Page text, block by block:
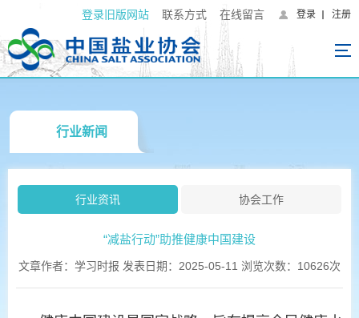
登录旧版网站 联系方式 在线留言 登录 注册
行业新闻
行业资讯 协会工作
“减盐行动”助推健康中国建设
文章作者：学习时报 发表日期：2025-05-11 浏览次数：10626次